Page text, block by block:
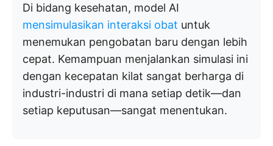
Di bidang kesehatan, model AI
mensimulasikan interaksi obat untuk
menemukan pengobatan baru dengan lebih
cepat. Kemampuan menjalankan simulasi ini
dengan kecepatan kilat sangat berharga di
industri-industri di mana setiap detik—dan
setiap keputusan—sangat menentukan.